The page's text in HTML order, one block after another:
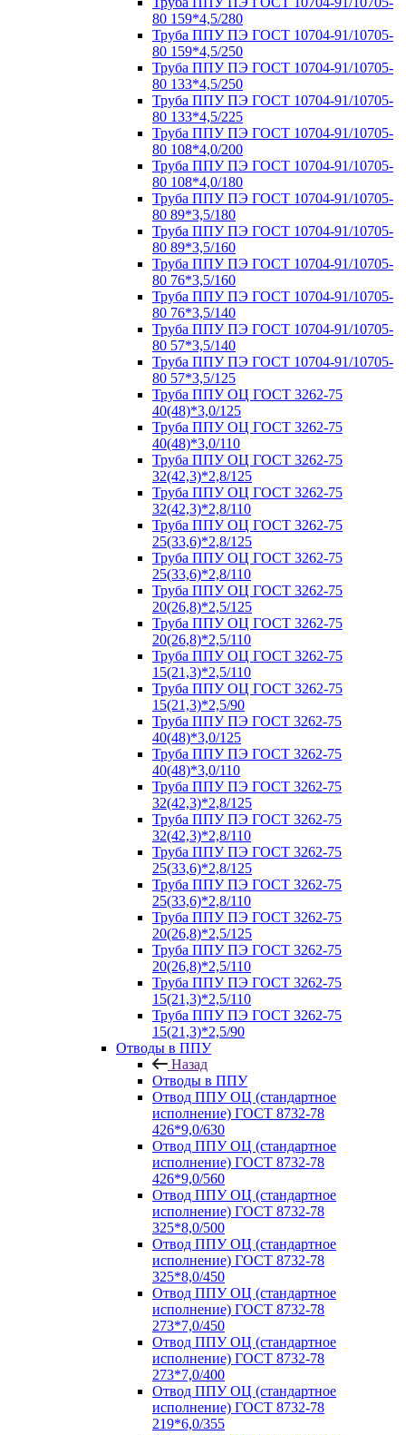
80 159*4,5/280
Труба ППУ ПЭ ГОСТ 10704-91/10705-
80 159*4,5/250
Труба ППУ ПЭ ГОСТ 10704-91/10705-
80 133*4,5/250
Труба ППУ ПЭ ГОСТ 10704-91/10705-
80 133*4,5/225
Труба ППУ ПЭ ГОСТ 10704-91/10705-
80 108*4,0/200
Труба ППУ ПЭ ГОСТ 10704-91/10705-
80 108*4,0/180
Труба ППУ ПЭ ГОСТ 10704-91/10705-
80 89*3,5/180
Труба ППУ ПЭ ГОСТ 10704-91/10705-
80 89*3,5/160
Труба ППУ ПЭ ГОСТ 10704-91/10705-
80 76*3,5/160
Труба ППУ ПЭ ГОСТ 10704-91/10705-
80 76*3,5/140
Труба ППУ ПЭ ГОСТ 10704-91/10705-
80 57*3,5/140
Труба ППУ ПЭ ГОСТ 10704-91/10705-
80 57*3,5/125
Труба ППУ ОЦ ГОСТ 3262-75
40(48)*3,0/125
Труба ППУ ОЦ ГОСТ 3262-75
40(48)*3,0/110
Труба ППУ ОЦ ГОСТ 3262-75
32(42,3)*2,8/125
Труба ППУ ОЦ ГОСТ 3262-75
32(42,3)*2,8/110
Труба ППУ ОЦ ГОСТ 3262-75
25(33,6)*2,8/125
Труба ППУ ОЦ ГОСТ 3262-75
25(33,6)*2,8/110
Труба ППУ ОЦ ГОСТ 3262-75
20(26,8)*2,5/125
Труба ППУ ОЦ ГОСТ 3262-75
20(26,8)*2,5/110
Труба ППУ ОЦ ГОСТ 3262-75
15(21,3)*2,5/110
Труба ППУ ОЦ ГОСТ 3262-75
15(21,3)*2,5/90
Труба ППУ ПЭ ГОСТ 3262-75
40(48)*3,0/125
Труба ППУ ПЭ ГОСТ 3262-75
40(48)*3,0/110
Труба ППУ ПЭ ГОСТ 3262-75
32(42,3)*2,8/125
Труба ППУ ПЭ ГОСТ 3262-75
32(42,3)*2,8/110
Труба ППУ ПЭ ГОСТ 3262-75
25(33,6)*2,8/125
Труба ППУ ПЭ ГОСТ 3262-75
25(33,6)*2,8/110
Труба ППУ ПЭ ГОСТ 3262-75
20(26,8)*2,5/125
Труба ППУ ПЭ ГОСТ 3262-75
20(26,8)*2,5/110
Труба ППУ ПЭ ГОСТ 3262-75
15(21,3)*2,5/110
Труба ППУ ПЭ ГОСТ 3262-75
15(21,3)*2,5/90
Отводы в ППУ
Назад
Отводы в ППУ
Отвод ППУ ОЦ (стандартное
исполнение) ГОСТ 8732-78
426*9,0/630
Отвод ППУ ОЦ (стандартное
исполнение) ГОСТ 8732-78
426*9,0/560
Отвод ППУ ОЦ (стандартное
исполнение) ГОСТ 8732-78
325*8,0/500
Отвод ППУ ОЦ (стандартное
исполнение) ГОСТ 8732-78
325*8,0/450
Отвод ППУ ОЦ (стандартное
исполнение) ГОСТ 8732-78
273*7,0/450
Отвод ППУ ОЦ (стандартное
исполнение) ГОСТ 8732-78
273*7,0/400
Отвод ППУ ОЦ (стандартное
исполнение) ГОСТ 8732-78
219*6,0/355